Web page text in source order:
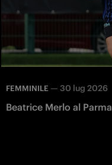
FEMMINILE — 30 lug 2026
Beatrice Merlo al Parma